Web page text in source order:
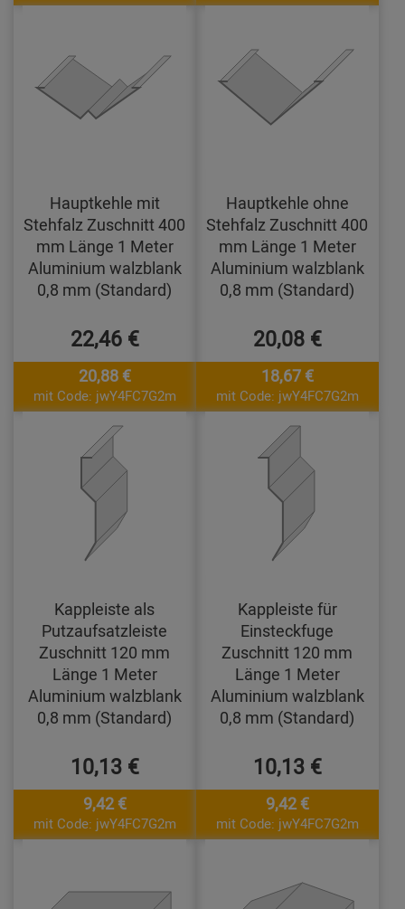
Hauptkehle mit
Stehfalz Zuschnitt 400
mm Länge 1 Meter
Aluminium walzblank
0,8 mm (Standard)
22,46 €
20,88 €
mit Code: jwY4FC7G2m
Hauptkehle ohne
Stehfalz Zuschnitt 400
mm Länge 1 Meter
Aluminium walzblank
0,8 mm (Standard)
20,08 €
18,67 €
mit Code: jwY4FC7G2m
Kappleiste als
Putzaufsatzleiste
Zuschnitt 120 mm
Länge 1 Meter
Aluminium walzblank
0,8 mm (Standard)
10,13 €
9,42 €
mit Code: jwY4FC7G2m
Kappleiste für
Einsteckfuge
Zuschnitt 120 mm
Länge 1 Meter
Aluminium walzblank
0,8 mm (Standard)
10,13 €
9,42 €
mit Code: jwY4FC7G2m